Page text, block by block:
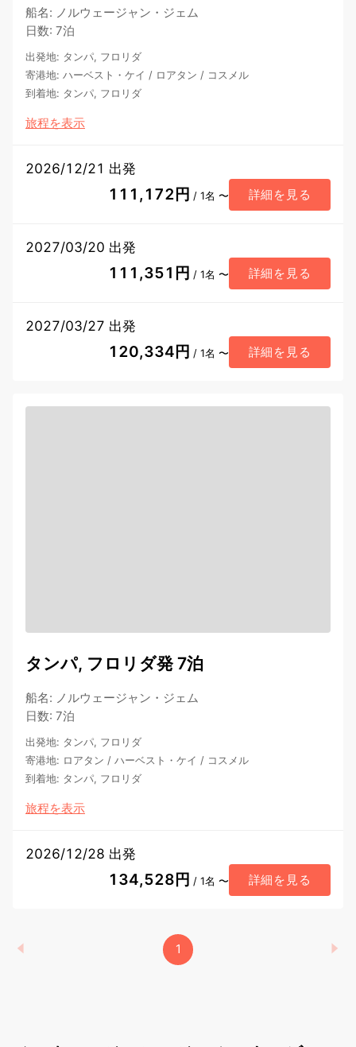
船名: ノルウェージャン・ジェム
日数: 7泊
出発地: タンパ, フロリダ
寄港地: ハーベスト・ケイ / ロアタン / コスメル
到着地: タンパ, フロリダ
旅程を表示
2026/12/21 出発
111,172円 / 1名 〜 詳細を見る
2027/03/20 出発
111,351円 / 1名 〜 詳細を見る
2027/03/27 出発
120,334円 / 1名 〜 詳細を見る
タンパ, フロリダ発 7泊
船名: ノルウェージャン・ジェム
日数: 7泊
出発地: タンパ, フロリダ
寄港地: ロアタン / ハーベスト・ケイ / コスメル
到着地: タンパ, フロリダ
旅程を表示
2026/12/28 出発
134,528円 / 1名 〜 詳細を見る
1